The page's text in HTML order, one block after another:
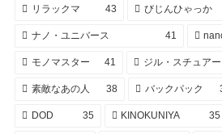
リラックマ 43 びじんひゃっか
ナノ・ユニバース 41
モノマスター 41 ジル・スチュアー
素敵なあの人 38 バックパック
DOD 35 KINOKUNIYA 35